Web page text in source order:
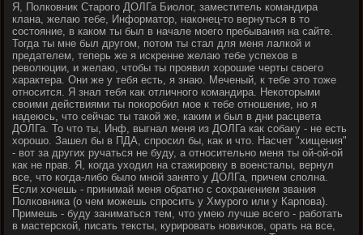
Я, Полковник Старого ДОЛГа Биолог, заместитель командира
клана, желаю тебе, Информатор, наконец-то вернуться в то
состояние, в каком ты был в начале моего пребывания на сайте.
Тогда ты мне был другом, потом ты стал для меня лалкой и
предателем, теперь же я искренне желаю тебе успехов в
революции, и желаю, чтобы ты проявил хорошие черты своего
характера. Они же у тебя есть, я знаю. Меченый, к тебе это тоже
относится. Я знал тебя как отличного командира. Некоторыми
своими действиями ты покоробил мое к тебе отношение, но я
надеюсь, что сейчас ты такой же, каким и был в дни расцвета
ДОЛГа. То что ты, Инф, выгнал меня из ДОЛГа как собаку - не есть
хорошо. Зашел бы в ПДА, спросил бы, как и что. Насчет "хищения"
- вот за других ручаться не буду, а относительно меня ты ой-ой-ой
как не прав. Я, когда уходил на стажировку в военсталы, вернул
все, что когда-либо было мной занято у ДОЛГа, причем сполна.
Если хочешь - принимай меня обратно с сохранением звания
Полковника (о чем можешь спросить у Хмурого или у Карпова).
Примешь - буду заниматься тем, что умею лучше всего - работать
в мастерской, писать тексты, курировать новичков, орать на все,